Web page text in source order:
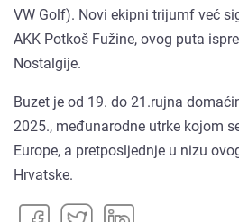
VW Golf). Novi ekipni trijumf već
AKK Potkoš Fužine, ovog puta
Nostalgije.
Buzet je od 19. do 21.rujna
2025., međunarodne utrke kojom
Europe, a pretposljednje u nizu
Hrvatske.